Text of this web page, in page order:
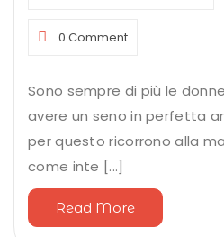
0 Comment
Sono sempre di più le
avere un seno in perfetta
per questo ricorrono alla
come inte [...]
Read More